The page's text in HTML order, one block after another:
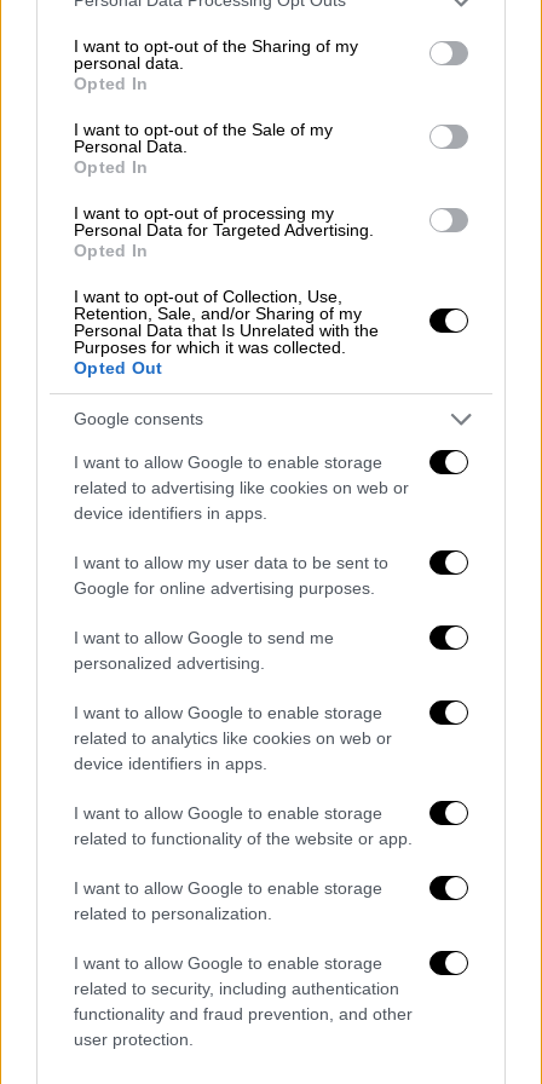
not limited to your visit or usage behaviour. You may click to
grant or deny consent to Google and its third-party tags to
use your data for below specified purposes in below Google
consent section.
I want to opt-out of the Sharing of my
personal data.
Opted In
I want to opt-out of the Sale of my
Personal Data.
Opted In
I want to opt-out of processing my
Personal Data for Targeted Advertising.
Opted In
I want to opt-out of Collection, Use,
Retention, Sale, and/or Sharing of my
Personal Data that Is Unrelated with the
Purposes for which it was collected.
Opted Out
Google consents
I want to allow Google to enable storage
related to advertising like cookies on web or
device identifiers in apps.
I want to allow my user data to be sent to
Google for online advertising purposes.
I want to allow Google to send me
personalized advertising.
I want to allow Google to enable storage
related to analytics like cookies on web or
device identifiers in apps.
I want to allow Google to enable storage
related to functionality of the website or app.
I want to allow Google to enable storage
related to personalization.
I want to allow Google to enable storage
related to security, including authentication
functionality and fraud prevention, and other
user protection.
έως και την Παρασκευή 31 Μαΐου.
υπουργεία σημειώνουν ότιενδέχεται να
υπάρξει καθυστέρηση 1 - 2 εργάσιμων
ημερώνέως να λάβουν την ενίσχυση οι
δικαιούχοι. Η ψηφιακή χρεωστική κάρτα του
δικαιούχου
δύο έτηαπό τον επόμενο μήνα της έκδοσής
Υπενθυμίζεται ότι η αίτηση
άπαξ και δεν επανυποβάλλεται
μετά και τη
συμπλήρωση του 19ου έτους της ηλικίας
του δικαιούχου. Ωστόσο, αν για τον
οποιονδήποτε λόγο, ένας νέος δεν υποβάλει
το πράξει όταν γίνει 19 ετών, λαμβάνοντας
την ενίσχυση μόνο για το δεύτερο έτος και
όχι αναδρομικά.
ενίσχυσηςτων νέων. Στο πλαίσιο αυτό, η
ειδική εφαρμογή θα δέχεται τις αιτήσεις
των ενδιαφερομένων από την
έως και την 15η Μαΐουκάθε έτους. Η
ενίσχυση για όλους τους δικαιούχους
μέχρι την
31η Μαΐου κάθε έτους.
Πού η αίτηση
Όπως επισημαίνεται στην ανακοίνωση,
πρόκειται για ένα πρόγραμμα που